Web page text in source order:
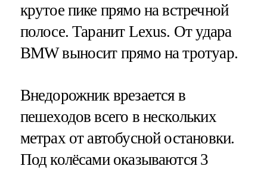
крутое пике прямо на встречной
полосе. Таранит Lexus. От удара
BMW выносит прямо на тротуар.
Внедорожник врезается в
пешеходов всего в нескольких
метрах от автобусной остановки.
Под колёсами оказываются 3